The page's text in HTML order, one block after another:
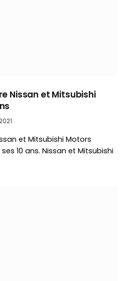
Nissan et Mitsubishi
et Mitsubishi Motors
10 ans. Nissan et Mitsubishi